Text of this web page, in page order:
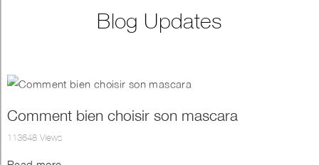
Blog Updates
Comment bien choisir son mascara
113648 Views